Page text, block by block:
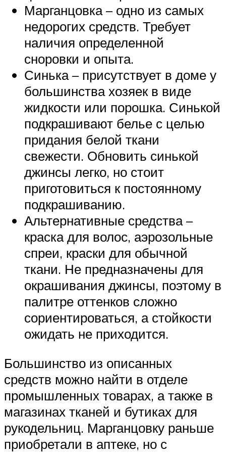
Марганцовка – одно из самых
недорогих средств. Требует
наличия определенной
сноровки и опыта.
Синька – присутствует в доме у
большинства хозяек в виде
жидкости или порошка. Синькой
подкрашивают белье с целью
придания белой ткани
свежести. Обновить синькой
джинсы легко, но стоит
приготовиться к постоянному
подкрашиванию.
Альтернативные средства –
краска для волос, аэрозольные
спреи, краски для обычной
ткани. Не предназначены для
окрашивания джинсы, поэтому в
палитре оттенков сложно
сориентироваться, а стойкости
ожидать не приходится.
Большинство из описанных
средств можно найти в отделе
промышленных товарах, а также в
магазинах тканей и бутиках для
рукодельниц. Марганцовку раньше
приобретали в аптеке, но с